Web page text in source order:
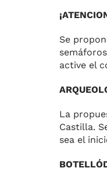
Se
active el
La
Castilla.
sea el